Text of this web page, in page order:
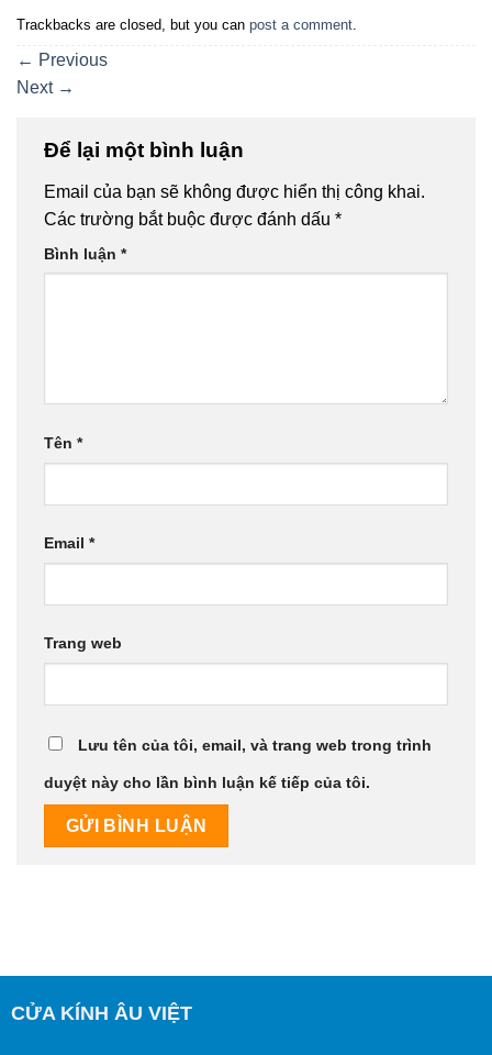
Trackbacks are closed, but you can post a comment.
← Previous
Next →
Để lại một bình luận
Email của bạn sẽ không được hiển thị công khai.
Các trường bắt buộc được đánh dấu *
Bình luận *
Tên *
Email *
Trang web
Lưu tên của tôi, email, và trang web trong trình
duyệt này cho lần bình luận kế tiếp của tôi.
CỬA KÍNH ÂU VIỆT